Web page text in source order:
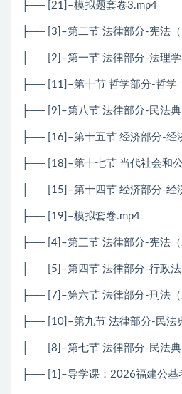
├── [21]–模拟题套卷3.mp4
├── [3]–第二节 法律部分-宪法
├── [2]–第一节 法律部分-法理
├── [11]–第十节 哲学部分-哲学
├── [9]–第八节 法律部分-民法
├── [16]–第十五节 经济部分-经
├── [18]–第十七节 当代社会和
├── [15]–第十四节 经济部分-经
├── [19]–模拟套卷.mp4
├── [4]–第三节 法律部分-宪法
├── [5]–第四节 法律部分-行政
├── [7]–第六节 法律部分-刑法
├── [10]–第九节 法律部分-民法
├── [8]–第七节 法律部分-民法
├── [1]–导学课：2026福建公基